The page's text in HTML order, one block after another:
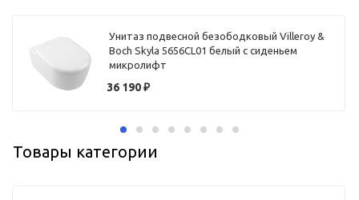
Унитаз подвесной безободковый Villeroy &
Boch Skyla 5656CL01 белый с сиденьем
микролифт
36 190₽
Товары категории